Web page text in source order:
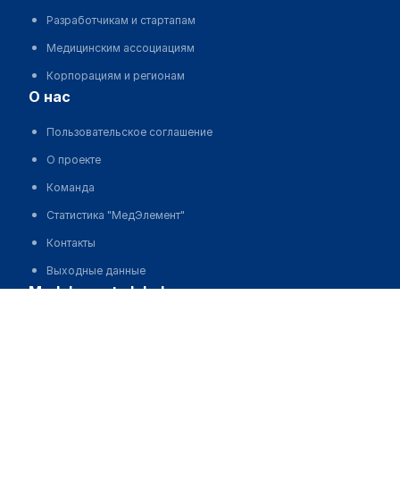
Разработчикам и стартапам
Медицинским ассоциациям
Корпорациям и регионам
о нас
Пользовательское соглашение
О проекте
Команда
Статистика "МедЭлемент"
Контакты
Выходные данные
medelement global